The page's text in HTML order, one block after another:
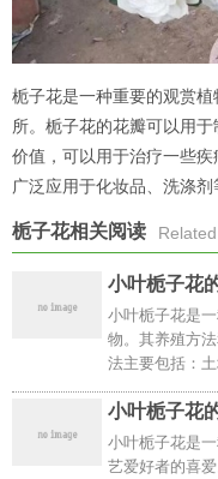
栀子花是一种重要的观赏
所。栀子花的花瓣可以用
价值，可以用于治疗一些
广泛应用于化妆品、洗涤剂
栀子花相关阅读
小叶栀子花
小叶栀子花是
物。其养殖方
法主要包括：土
小叶栀子花
小叶栀子花是
艺爱好者的喜